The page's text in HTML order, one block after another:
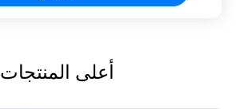
أعلى المنتجات